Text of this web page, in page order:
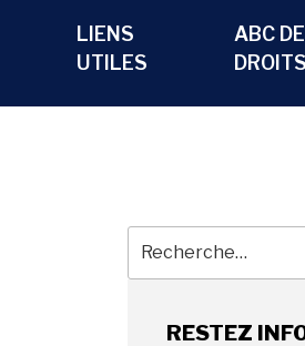
LIENS
UTILES
ABC
DROITS
pour
RESTEZ